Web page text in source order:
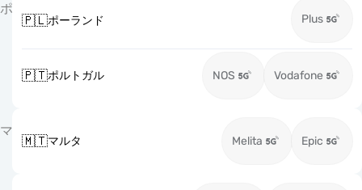
ポ
🇵🇱ポーランド Plus
🇵🇹ポルトガル NOS Vodafone
マ
🇲🇹マルタ Melita Epic